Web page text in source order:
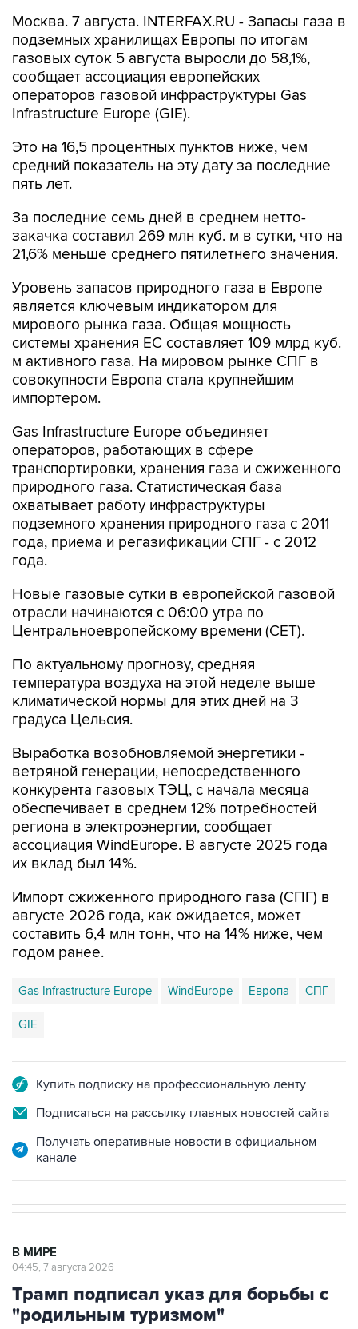
Москва. 7 августа. INTERFAX.RU - Запасы газа в
подземных хранилищах Европы по итогам
газовых суток 5 августа выросли до 58,1%,
сообщает ассоциация европейских
операторов газовой инфраструктуры Gas
Infrastructure Europe (GIE).
Это на 16,5 процентных пунктов ниже, чем
средний показатель на эту дату за последние
пять лет.
За последние семь дней в среднем нетто-
закачка составил 269 млн куб. м в сутки, что на
21,6% меньше среднего пятилетнего значения.
Уровень запасов природного газа в Европе
является ключевым индикатором для
мирового рынка газа. Общая мощность
системы хранения ЕС составляет 109 млрд куб.
м активного газа. На мировом рынке СПГ в
совокупности Европа стала крупнейшим
импортером.
Gas Infrastructure Europe объединяет
операторов, работающих в сфере
транспортировки, хранения газа и сжиженного
природного газа. Статистическая база
охватывает работу инфраструктуры
подземного хранения природного газа с 2011
года, приема и регазификации СПГ - с 2012
года.
Новые газовые сутки в европейской газовой
отрасли начинаются c 06:00 утра по
Центральноевропейскому времени (CET).
По актуальному прогнозу, средняя
температура воздуха на этой неделе выше
климатической нормы для этих дней на 3
градуса Цельсия.
Выработка возобновляемой энергетики -
ветряной генерации, непосредственного
конкурента газовых ТЭЦ, с начала месяца
обеспечивает в среднем 12% потребностей
региона в электроэнергии, сообщает
ассоциация WindEurope. В августе 2025 года
их вклад был 14%.
Импорт сжиженного природного газа (СПГ) в
августе 2026 года, как ожидается, может
составить 6,4 млн тонн, что на 14% ниже, чем
годом ранее.
Gas Infrastructure Europe WindEurope Европа СПГ
GIE
Купить подписку на профессиональную ленту
Подписаться на рассылку главных новостей сайта
Получать оперативные новости в официальном
канале
В МИРЕ
04:45, 7 августа 2026
Трамп подписал указ для борьбы с
"родильным туризмом"